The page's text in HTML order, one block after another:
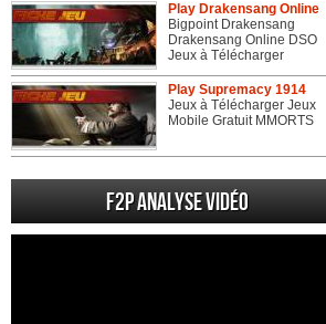
Play Drakensang Online
Bigpoint Drakensang
Drakensang Online DSO
Jeux à Télécharger
Play Supremacy 1914
Jeux à Télécharger Jeux
Mobile Gratuit MMORTS
F2P Analyse vidéo